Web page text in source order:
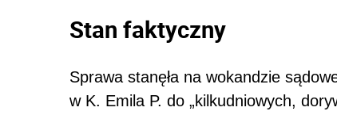
Stan faktyczny
Sprawa stanęła na wokandzie
w K. Emila P. do „kilkudniowych,